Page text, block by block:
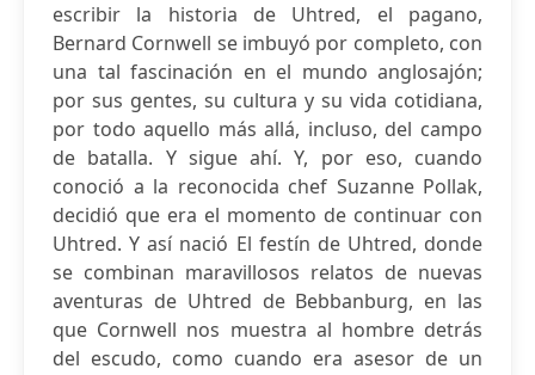
escribir la historia de Uhtred, el pagano,
Bernard Cornwell se imbuyó por completo, con
una tal fascinación en el mundo anglosajón;
por sus gentes, su cultura y su vida cotidiana,
por todo aquello más allá, incluso, del campo
de batalla. Y sigue ahí. Y, por eso, cuando
conoció a la reconocida chef Suzanne Pollak,
decidió que era el momento de continuar con
Uhtred. Y así nació El festín de Uhtred, donde
se combinan maravillosos relatos de nuevas
aventuras de Uhtred de Bebbanburg, en las
que Cornwell nos muestra al hombre detrás
del escudo, como cuando era asesor de un